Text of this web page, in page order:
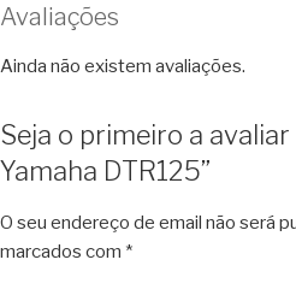
Avaliações
Ainda não existem avaliações.
Seja o primeiro a
Yamaha DTR125”
O seu endereço de email não será
marcados com *